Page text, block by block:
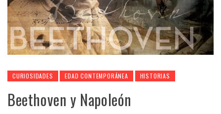
CURIOSIDADES EDAD CONTEMPORÁNEA HISTORIAS
Beethoven y Napoleón